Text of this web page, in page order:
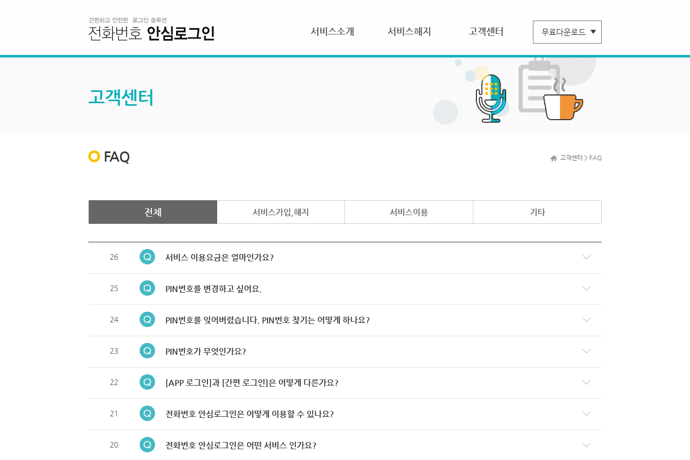
서비스소개 서비스해지 고객센터
고객센터
FAQ 고객센터 > FAQ
전체 서비스가입,해지 서비스이용 기타
26 서비스 이용요금은 얼마인가요?
25 PIN번호를 변경하고 싶어요.
24 PIN번호를 잊어버렸습니다. PIN번호 찾기는 어떻게 하나요?
23 PIN번호가 무엇인가요?
22 [APP 로그인]과 [간편 로그인]은 어떻게 다른가요?
21 전화번호 안심로그인은 어떻게 이용할 수 있나요?
20 전화번호 안심로그인은 어떤 서비스 인가요?